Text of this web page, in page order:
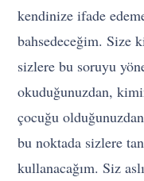
kendinize ifade
bahsedeceğim. Size
sizlere bu soruyu
okuduğunuzdan,
çocuğu
bu noktada sizlere
kullanacağım. Siz